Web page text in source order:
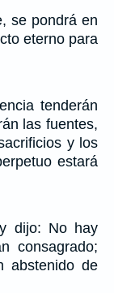
se pondrá en
eterno para
tenderán
las fuentes,
y los
estará
dijo: No hay
consagrado;
abstenido de